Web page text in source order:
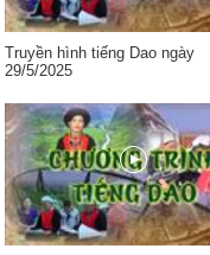
Truyền hình tiếng Dao ngày
29/5/2025